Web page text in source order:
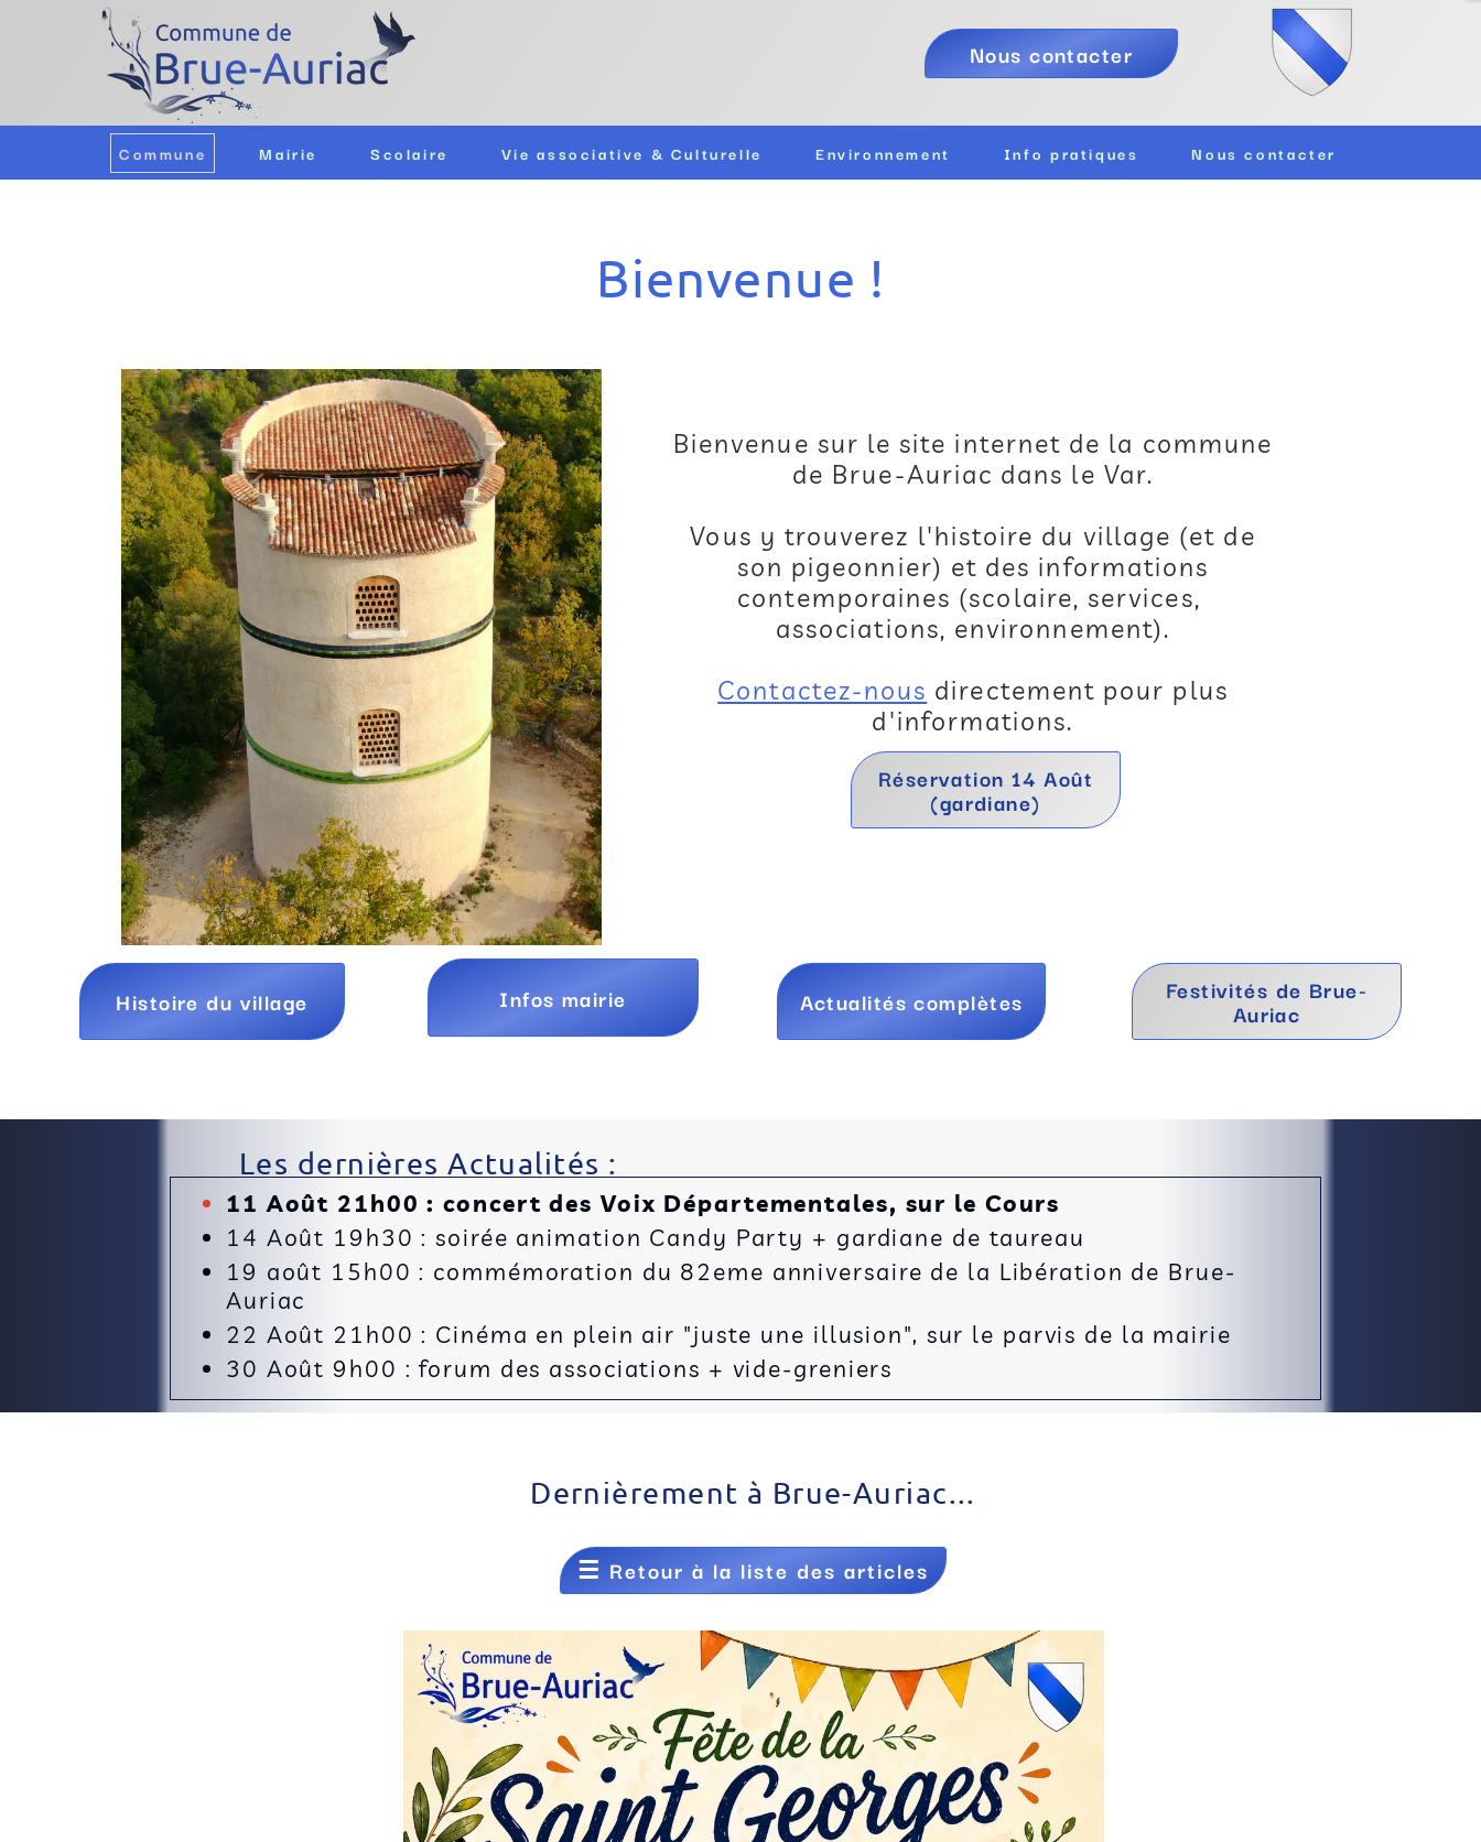
Commune Mairie Scolaire Vie associative & Culturelle Environnement Info pratiques Nous contacter
Nous contacter
Bienvenue !
Bienvenue sur le site internet de la commune
de Brue-Auriac dans le Var.
Vous y trouverez l'histoire du village (et de
son pigeonnier) et des informations
contemporaines (scolaire, services,
associations, environnement).
Contactez-nous directement pour plus
d'informations.
Réservation 14 Août
(gardiane)
Infos mairie
Histoire du village Actualités complètes Festivités de Brue-
Auriac
Les dernières Actualités :
11 Août 21h00 : concert des Voix Départementales, sur le Cours
14 Août 19h30 : soirée animation Candy Party + gardiane de taureau
19 août 15h00 : commémoration du 82eme anniversaire de la Libération de Brue-
Auriac
22 Août 21h00 : Cinéma en plein air "juste une illusion", sur le parvis de la mairie
30 Août 9h00 : forum des associations + vide-greniers
Dernièrement à Brue-Auriac...
☰ Retour à la liste des articles